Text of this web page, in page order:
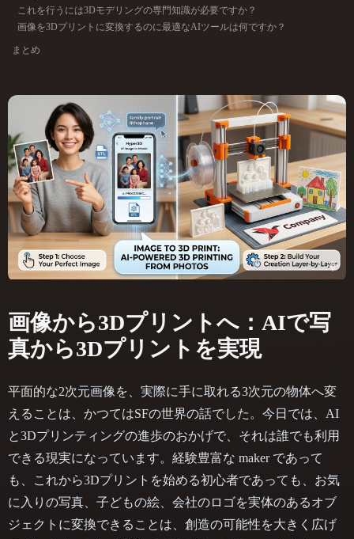
Minimalist Modern Organic
これを行うには3Dモデリングの専門知識が必要ですか？
画像を3Dプリントに変換するのに最適なAIツールは何ですか？
まとめ
画像から3Dプリントへ：AIで写
真から3Dプリントを実現
平面的な2次元画像を、実際に手に取れる3次元の物体へ変
えることは、かつてはSFの世界の話でした。今日では、AI
と3Dプリンティングの進歩のおかげで、それは誰でも利用
できる現実になっています。経験豊富な maker であって
も、これから3Dプリントを始める初心者であっても、お気
に入りの写真、子どもの絵、会社のロゴを実体のあるオブ
ジェクトに変換できることは、創造の可能性を大きく広げ